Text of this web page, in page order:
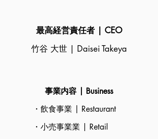
最高経営責任者 | CEO
竹谷 大世 | Daisei Takeya
事業内容 |
Business
・飲食事業 | Restaurant
・小売事業業 | Retail